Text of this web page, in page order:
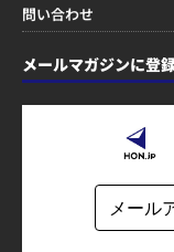
問い合わせ
メールマガジンに登